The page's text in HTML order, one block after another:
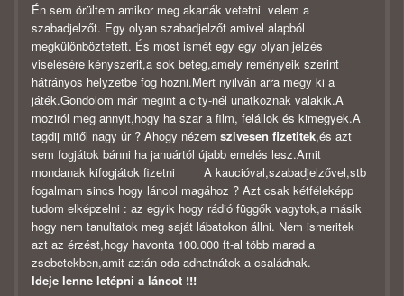
Én sem örültem amikor meg akarták vetetni velem a
szabadjelzőt. Egy olyan szabadjelzőt amivel alapból
megkülönböztetett. És most ismét egy egy olyan jelzés
viselésére kényszerit,a sok beteg,amely reményeik szerint
hátrányos helyzetbe fog hozni.Mert nyilván arra megy ki a
játék.Gondolom már megint a city-nél unatkoznak valakik.A
moziról meg annyit,hogy ha szar a film, felállok és kimegyek.A
tagdij mitől nagy úr ? Ahogy nézem szivesen fizetitek,és azt
sem fogjátok bánni ha januártól újabb emelés lesz.Amit
mondanak kifogjátok fizetni A kaucióval,szabadjelzővel,stb
fogalmam sincs hogy láncol magához ? Azt csak kétféleképp
tudom elképzelni : az egyik hogy rádió függők vagytok,a másik
hogy nem tanultatok meg saját lábatokon állni. Nem ismeritek
azt az érzést,hogy havonta 100.000 ft-al több marad a
zsebetekben,amit aztán oda adhatnátok a családnak.
Ideje lenne letépni a láncot !!!